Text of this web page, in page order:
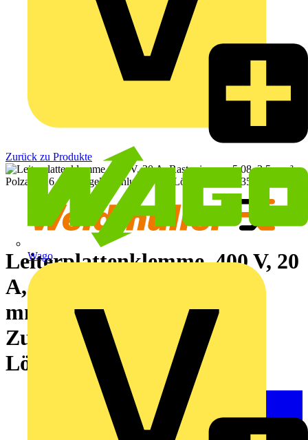
Wago
Zurück zu Produkte
Leiterplattenklemme, 400 V, 20
A, Raster in mm: 5.08, 2.5
mm², Polzahl: 16,
Zugbügelanschluss, THT-
Lötanschluss, 135°, Box